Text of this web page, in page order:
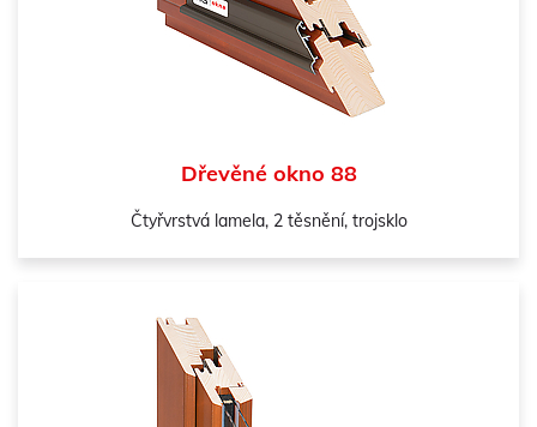
Dřevěné okno 88
Čtyřvrstvá lamela, 2 těsnění, trojsklo